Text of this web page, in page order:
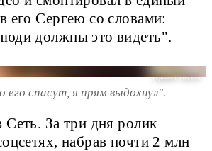
его Сергею со словами:
должны это видеть".
скриншот: соцсети
его спасут, я прям выдохнул".
За три дня ролик
набрав почти 2 млн